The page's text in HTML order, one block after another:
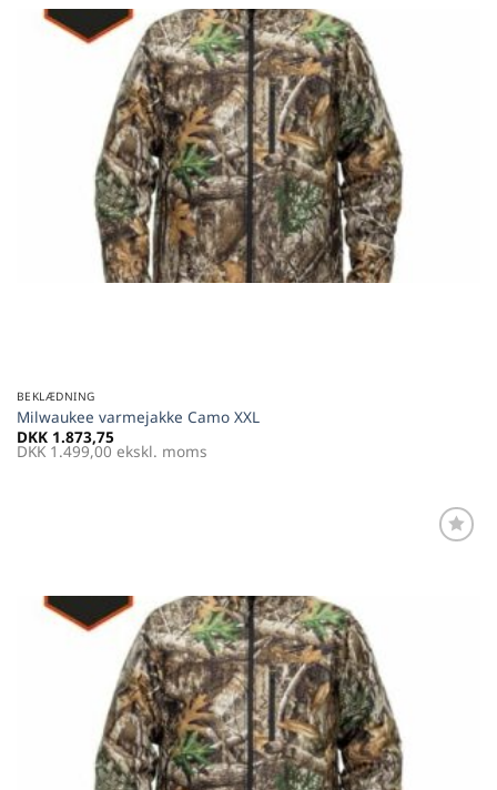
BEKLÆDNING
Milwaukee varmejakke Camo XXL
DKK 1.873,75
DKK 1.499,00 ekskl. moms